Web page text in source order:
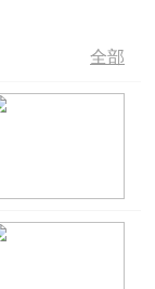
全部